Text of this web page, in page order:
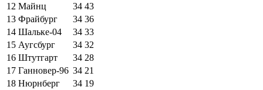
12 Майнц 34 43
13 Фрайбург 34 36
14 Шальке-04 34 33
15 Аугсбург 34 32
16 Штутгарт 34 28
17 Ганновер-96 34 21
18 Нюрнберг 34 19